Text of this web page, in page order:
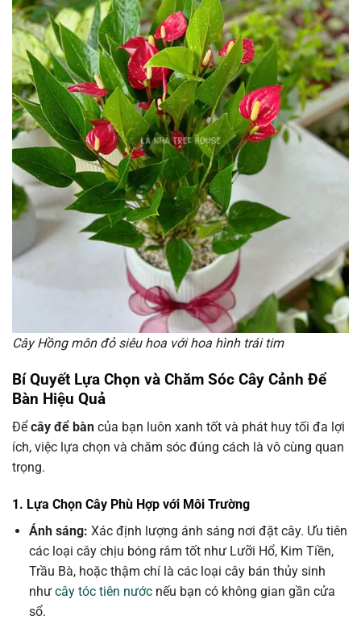
Cây Hồng môn đỏ siêu hoa với hoa hình trái tim
Bí Quyết Lựa Chọn và Chăm Sóc Cây Cảnh Để
Bàn Hiệu Quả
Đểcây để bàn của bạn luôn xanh tốt và phát huy tối đa lợi
ích, việc lựa chọn và chăm sóc đúng cách là vô cùng quan
trọng.
1. Lựa Chọn Cây Phù Hợp với Môi Trường
Ánh sáng: Xác định lượng ánh sáng nơi đặt cây. Ưu tiên
các loại cây chịu bóng râm tốt như Lưỡi Hổ, Kim Tiền,
Trầu Bà, hoặc thậm chí là các loại cây bán thủy sinh
như cây tóc tiên nướcnếu bạn có không gian gần cửa
sổ.